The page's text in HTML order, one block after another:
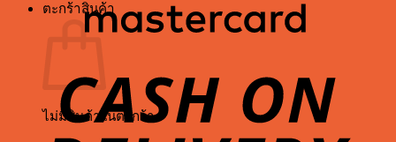
ตะกร้าสินค้า
ไม่มีสินค้าในตะกร้า